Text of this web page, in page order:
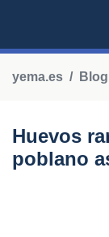
yema.es Blog
Huevos
poblano